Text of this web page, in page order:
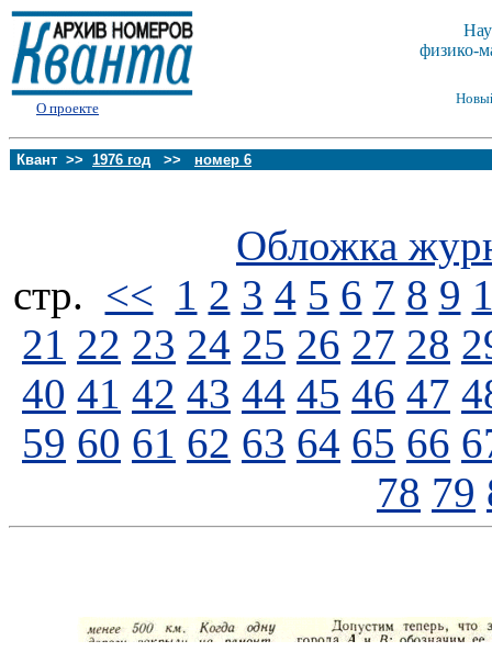
О проекте
физико-
Квант >> 1976 год >> номер 6
Обложка
стp. << 1 2 3 4 5 6 7 8 9
21 22 23 24 25 26 27 28
40 41 42 43 44 45 46 47
59 60 61 62 63 64 65 66
78 79